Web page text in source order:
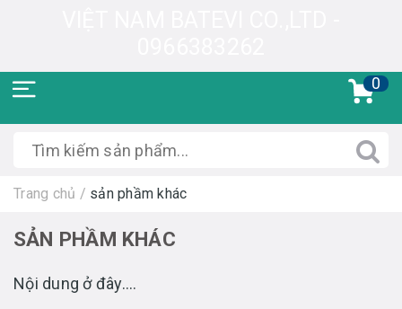
0
Trang chủ / sản phầm khác
SẢN PHẦM KHÁC
Nội dung ở đây....